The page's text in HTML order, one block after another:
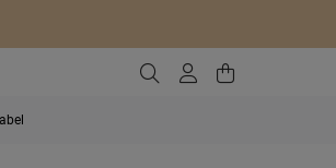
Zur Suche gehen
ZumZum